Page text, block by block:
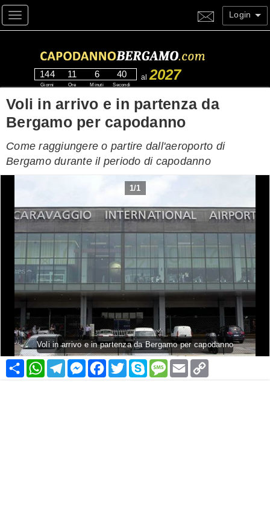
Toggle navigation Login
144
Giorni
11
Ore
6
Minuti
39
Secondi
al 2027
Voli in arrivo e in partenza da
Bergamo per capodanno
Come raggiungere o partire dall'aeroporto di
Bergamo durante il periodo di capodanno
1/1
Voli in arrivo e in partenza da Bergamo per capodanno
Condividi
WhatsApp
Telegram
Messenger
Facebook
TwitterSkypeMessage
Email